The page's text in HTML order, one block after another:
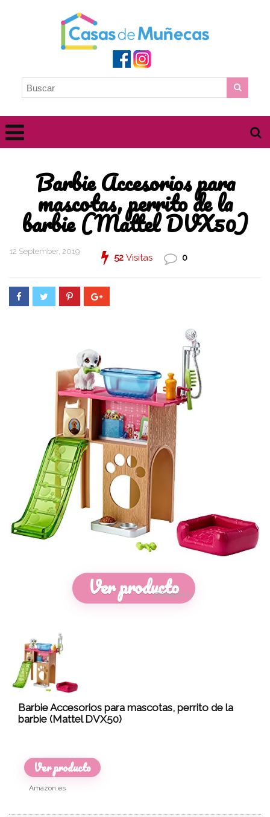
Barbie Accesorios para
mascotas, perrito de la
barbie (Mattel DVX50)
12 September, 2019
52 Visitas 0
Ver producto
@Amazon.es
Barbie Accesorios para mascotas, perrito de la
barbie (Mattel DVX50)
Ver producto
Amazon.es